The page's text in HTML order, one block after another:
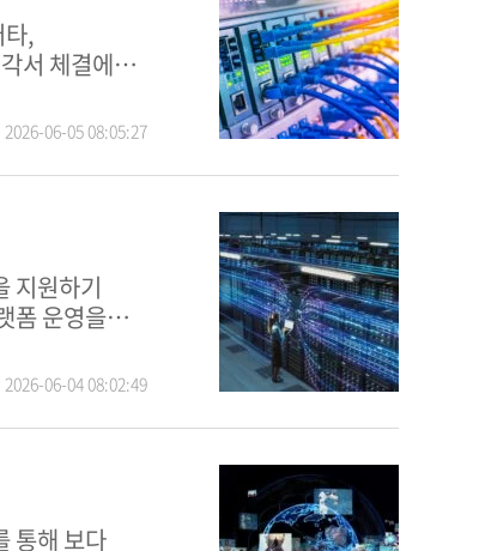
서 체결에
2026-06-05 08:05:27
폼 운영을
2026-06-04 08:02:49